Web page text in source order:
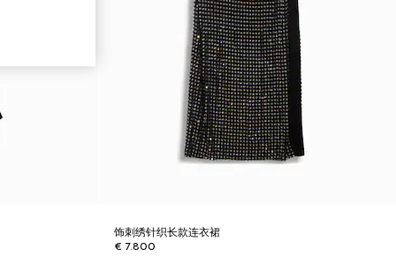
饰刺绣针织长款连衣裙
€ 7.800